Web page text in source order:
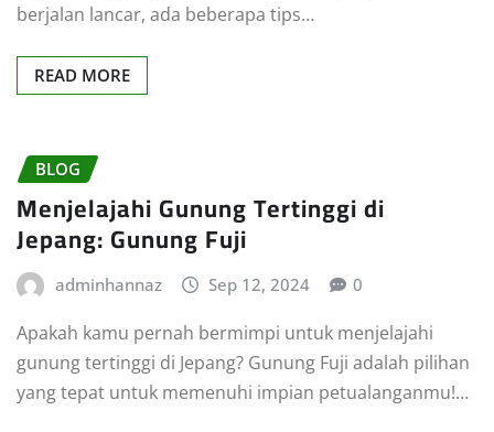
berjalan lancar, ada beberapa tips…
READ MORE
BLOG
Menjelajahi Gunung Tertinggi di
Jepang: Gunung Fuji
adminhannaz Sep 12, 2024 0
Apakah kamu pernah bermimpi untuk menjelajahi
gunung tertinggi di Jepang? Gunung Fuji adalah pilihan
yang tepat untuk memenuhi impian petualanganmu!…